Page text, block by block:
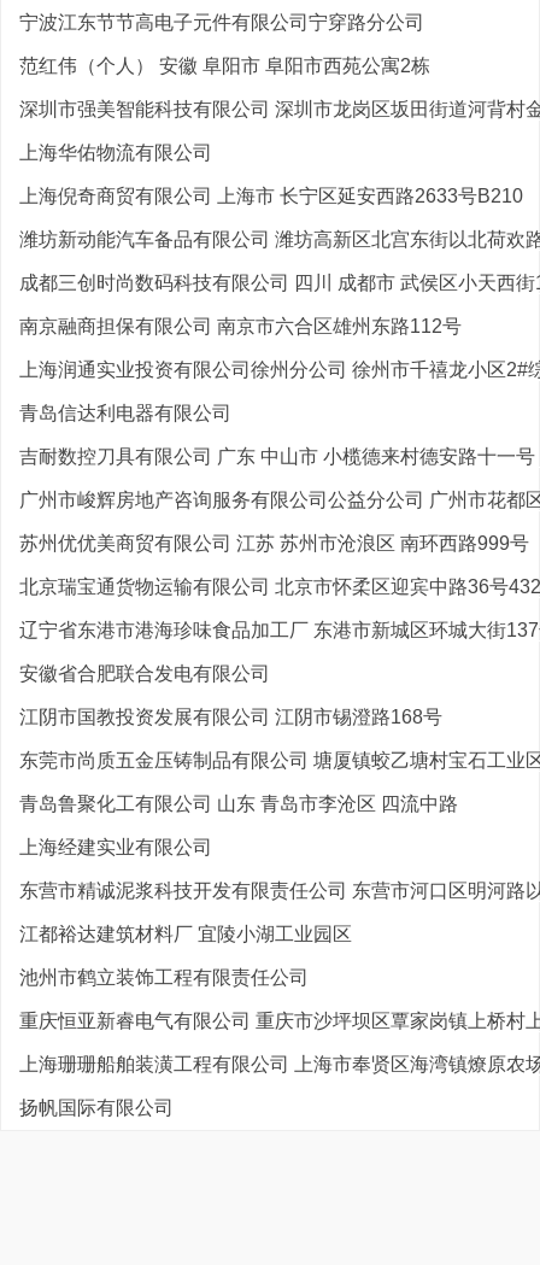
宁波江东节节高电子元件有限公司宁穿路分公司
范红伟（个人） 安徽 阜阳市 阜阳市西苑公寓2栋
深圳市强美智能科技有限公司 深圳市龙岗区坂田街道河背村
上海华佑物流有限公司
上海倪奇商贸有限公司 上海市 长宁区延安西路2633号B210
潍坊新动能汽车备品有限公司 潍坊高新区北宫东街以北荷欢
成都三创时尚数码科技有限公司 四川 成都市 武侯区小天西街
南京融商担保有限公司 南京市六合区雄州东路112号
上海润通实业投资有限公司徐州分公司 徐州市千禧龙小区2#
青岛信达利电器有限公司
吉耐数控刀具有限公司 广东 中山市 小榄德来村德安路十一号
广州市峻辉房地产咨询服务有限公司公益分公司 广州市花都
苏州优优美商贸有限公司 江苏 苏州市沧浪区 南环西路999号
北京瑞宝通货物运输有限公司 北京市怀柔区迎宾中路36号
辽宁省东港市港海珍味食品加工厂 东港市新城区环城大街
安徽省合肥联合发电有限公司
江阴市国教投资发展有限公司 江阴市锡澄路168号
东莞市尚质五金压铸制品有限公司 塘厦镇蛟乙塘村宝石工业
青岛鲁聚化工有限公司 山东 青岛市李沧区 四流中路
上海经建实业有限公司
东营市精诚泥浆科技开发有限责任公司 东营市河口区明河路
江都裕达建筑材料厂 宜陵小湖工业园区
池州市鹤立装饰工程有限责任公司
重庆恒亚新睿电气有限公司 重庆市沙坪坝区覃家岗镇上桥村
上海珊珊船舶装潢工程有限公司 上海市奉贤区海湾镇燎原农
扬帆国际有限公司